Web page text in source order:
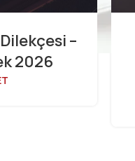
–
2026